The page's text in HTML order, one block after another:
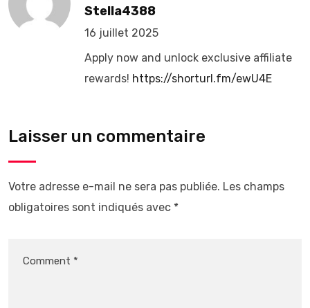
Stella4388
16 juillet 2025
Apply now and unlock exclusive affiliate
rewards! https://shorturl.fm/ewU4E
Laisser un commentaire
Votre adresse e-mail ne sera pas publiée. Les champs
obligatoires sont indiqués avec *